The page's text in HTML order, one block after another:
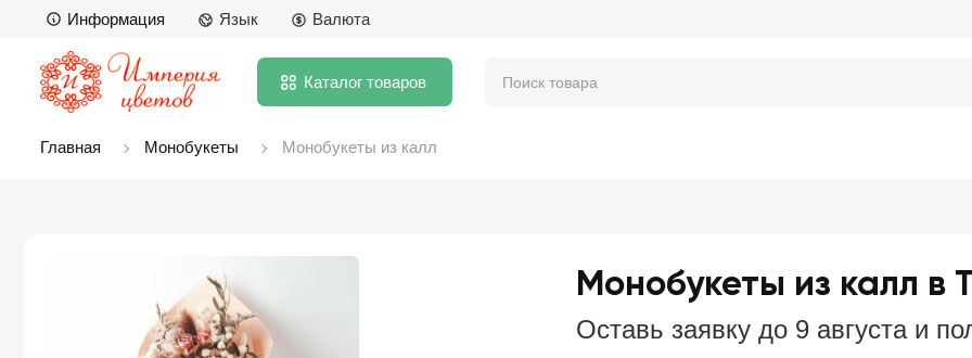
Информация Язык Валюта
Каталог товаров
Главная Монобукеты Монобукеты из калл
Монобукеты из калл в
Оставь заявку до 9 августа и